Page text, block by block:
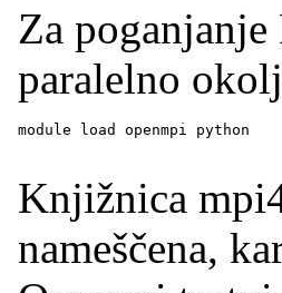
Za
paralelno
module load openmpi python
Knjižnica
nameščena,